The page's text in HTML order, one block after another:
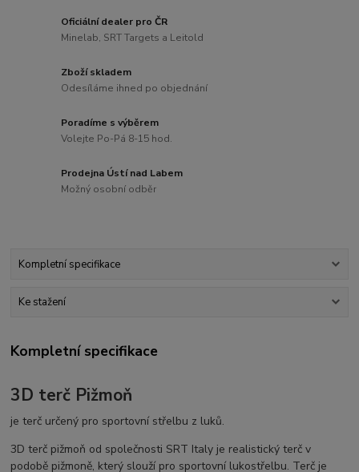
Oficiální dealer pro ČR
Minelab, SRT Targets a Leitold
Zboží skladem
Odesíláme ihned po objednání
Poradíme s výběrem
Volejte Po-Pá 8-15 hod.
Prodejna Ústí nad Labem
Možný osobní odběr
Kompletní specifikace
Ke stažení
Kompletní specifikace
3D terč Pižmoň
je terč určený pro sportovní střelbu z luků.
3D terč pižmoň od společnosti SRT Italy je realistický terč v
podobě pižmoně, který slouží pro sportovní lukostřelbu. Terč je